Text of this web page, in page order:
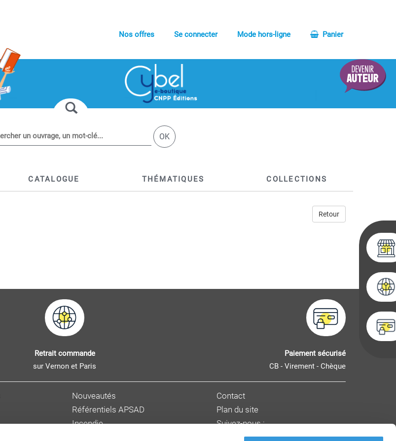
Nos offres Se connecter Mode hors-ligne Panier
OK
CATALOGUE THÉMATIQUES COLLECTIONS
Retour
Retrait commande
sur Vernon et Paris
Paiement sécurisé
CB - Virement - Chèque
Nouveautés
Référentiels APSAD
Incendie
Contact
Plan du site
Suivez-nous :